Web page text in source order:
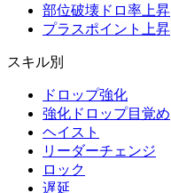
部位破壊ドロ率上昇
プラスポイント上昇
スキル別
ドロップ強化
強化ドロップ目覚め
ヘイスト
リーダーチェンジ
ロック
遅延